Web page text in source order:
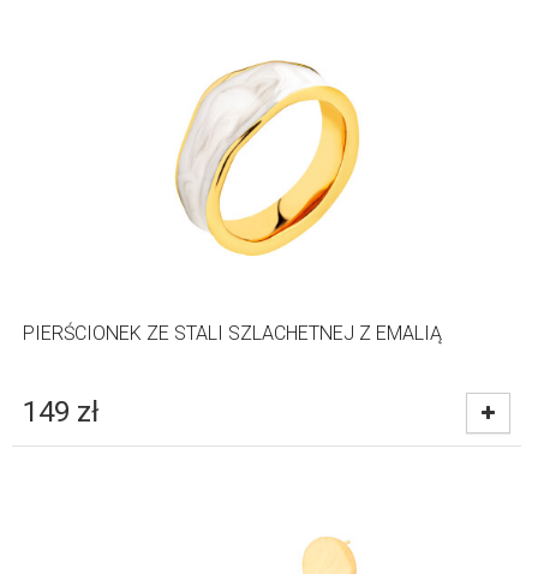
PIERŚCIONEK ZE STALI SZLACHETNEJ Z EMALIĄ
149 zł